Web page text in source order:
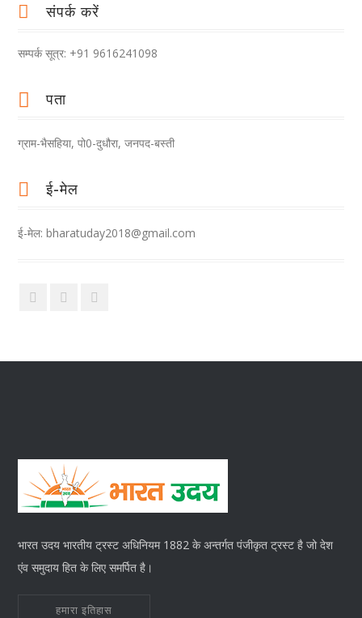
संपर्क करें
सम्पर्क सूत्र: +91 9616241098
पता
ग्राम-भैसहिया, पो0-दुधौरा, जनपद-बस्ती
ई-मेल
ई-मेल: bharatuday2018@gmail.com
भारत उदय भारतीय ट्रस्ट अधिनियम 1882 के अन्तर्गत पंजीकृत ट्रस्ट है जो देश
एंव समुदाय हित के लिए समर्पित है।
हमारा इतिहास